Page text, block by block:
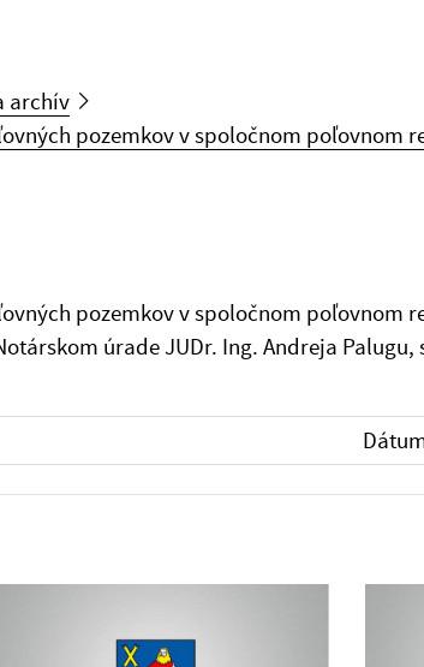
archív
pozemkov v spoločnom poľovnom
pozemkov v spoločnom poľovnom
úrade JUDr. Ing. Andreja Palugu,